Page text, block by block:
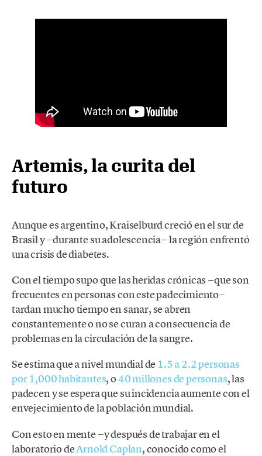
Artemis, la curita del
futuro
Aunque es argentino, Kraiselburd creció en el sur de
Brasil y −durante su adolescencia− la región enfrentó
una crisis de diabetes.
Con el tiempo supo que las heridas crónicas −que son
frecuentes en personas con este padecimiento−
tardan mucho tiempo en sanar, se abren
constantemente o no se curan a consecuencia de
problemas en la circulación de la sangre.
Se estima que a nivel mundial de1.5 a 2.2 personas
por 1,000 habitantes, o40 millones de personas, las
padecen y se espera que su incidencia aumente con el
envejecimiento de la población mundial.
Con esto en mente −y después de trabajar en el
laboratorio deArnold Caplan, conocido como el